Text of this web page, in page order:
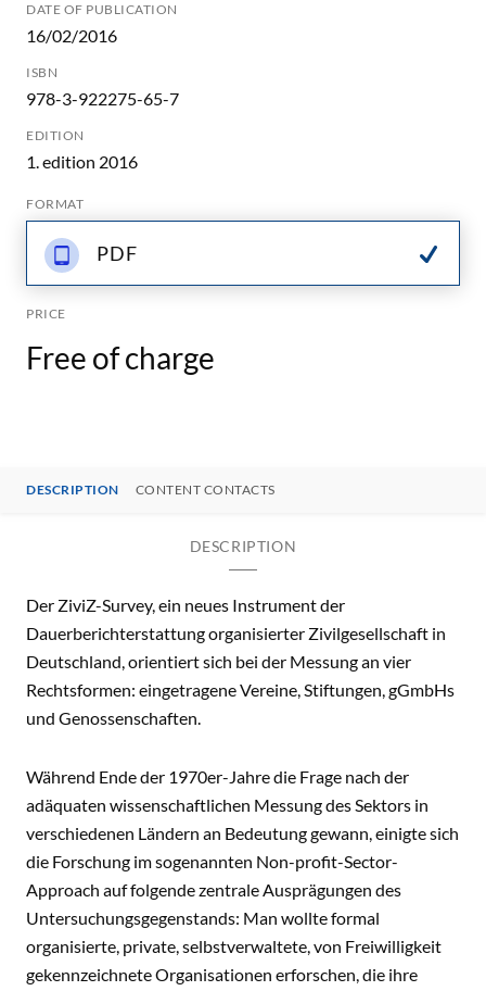
DATE OF PUBLICATION
16/02/2016
ISBN
978-3-922275-65-7
EDITION
1. edition 2016
FORMAT
PDF
PRICE
Free of charge
DESCRIPTION CONTENT CONTACTS
DESCRIPTION
Der ZiviZ-Survey, ein neues Instrument der
Dauerberichterstattung organisierter Zivilgesellschaft in
Deutschland, orientiert sich bei der Messung an vier
Rechtsformen: eingetragene Vereine, Stiftungen, gGmbHs
und Genossenschaften.
Während Ende der 1970er-Jahre die Frage nach der
adäquaten wissenschaftlichen Messung des Sektors in
verschiedenen Ländern an Bedeutung gewann, einigte sich
die Forschung im sogenannten Non-profit-Sector-
Approach auf folgende zentrale Ausprägungen des
Untersuchungsgegenstands: Man wollte formal
organisierte, private, selbstverwaltete, von Freiwilligkeit
gekennzeichnete Organisationen erforschen, die ihre